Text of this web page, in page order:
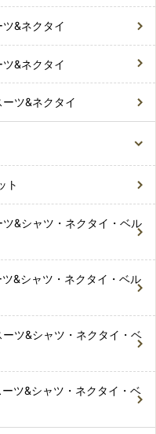
ツ&ネクタイ
ツ&ネクタイ
ーツ&ネクタイ
ト
ツ&シャツ・ネクタイ・ベル
ツ&シャツ・ネクタイ・ベル
ーツ&シャツ・ネクタイ・ベ
ーツ&シャツ・ネクタイ・ベ